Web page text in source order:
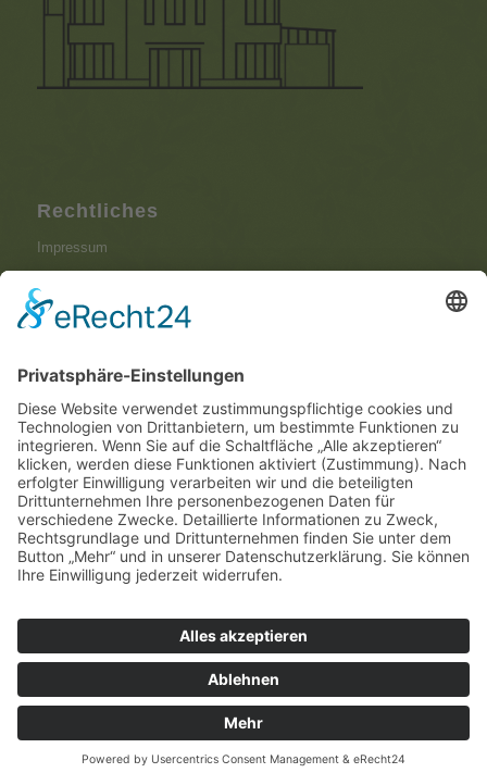
Rechtliches
Impressum
Aktuelles
6 Irrtümer rund um die Bestattung – und was
wirklich stimmt
August 7, 2026 - 8:35 a.m.
© Copyright - Bestattungshaus Schlage